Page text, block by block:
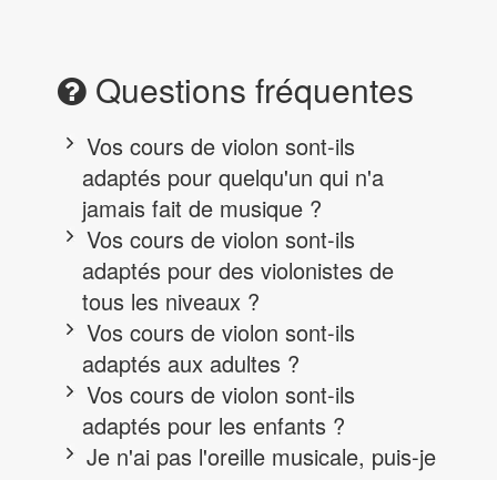
Questions fréquentes
Vos cours de violon sont-ils
adaptés pour quelqu'un qui n'a
jamais fait de musique ?
Vos cours de violon sont-ils
adaptés pour des violonistes de
tous les niveaux ?
Vos cours de violon sont-ils
adaptés aux adultes ?
Vos cours de violon sont-ils
adaptés pour les enfants ?
Je n'ai pas l'oreille musicale, puis-je